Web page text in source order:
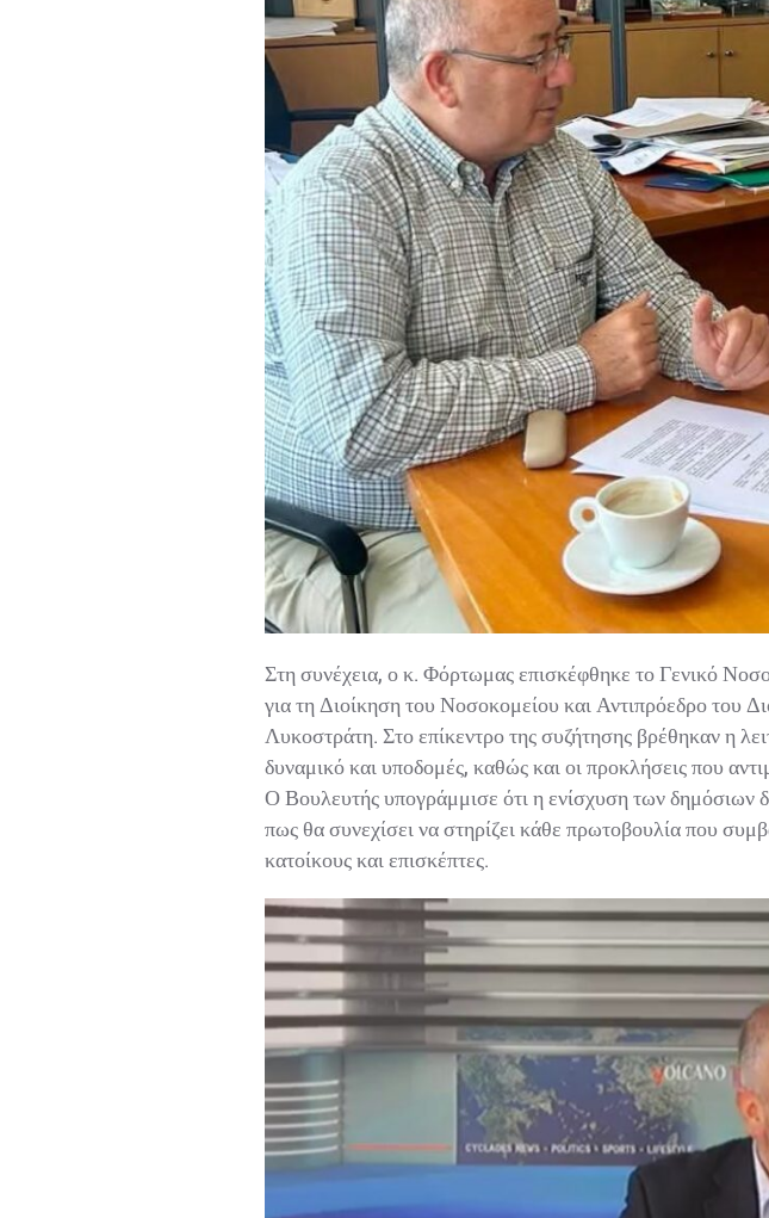
Στη συνέχεια, ο κ. Φόρτωμας επισκέφθηκε το Γενικό
για τη Διοίκηση του Νοσοκομείου και Αντιπρόεδρο
Λυκοστράτη. Στο επίκεντρο της συζήτησης βρέθηκαν η
δυναμικό και υποδομές, καθώς και οι προκλήσεις που
Ο Βουλευτής υπογράμμισε ότι η ενίσχυση των δημόσιων
πως θα συνεχίσει να στηρίζει κάθε πρωτοβουλία που
κατοίκους και επισκέπτες.